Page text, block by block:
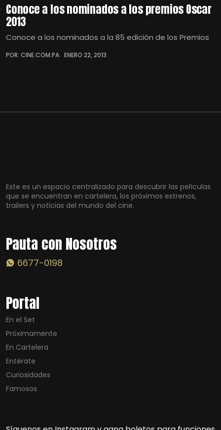
Conoce a los nominados a los premios Oscar
2013
Conoce a los nominados a la 85 edición de los Premios
POR: CINE.COM.PA ENERO 22, 2013
Este es un espacio centralizado para descubrir las películas
que se encuentran en cartelera, los próximos estrenos,
trailers y noticias del mundo del cine.
Pauta con Nosotros
6677-0198
Portal
En el Set
Próximamente
En Cartelera
Entérate
Curiosidades
Famosos